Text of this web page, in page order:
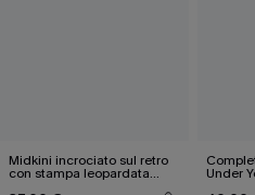
Midkini incrociato sul retro
con stampa leopardata Under